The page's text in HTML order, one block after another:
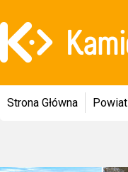
Strona Główna Powiat